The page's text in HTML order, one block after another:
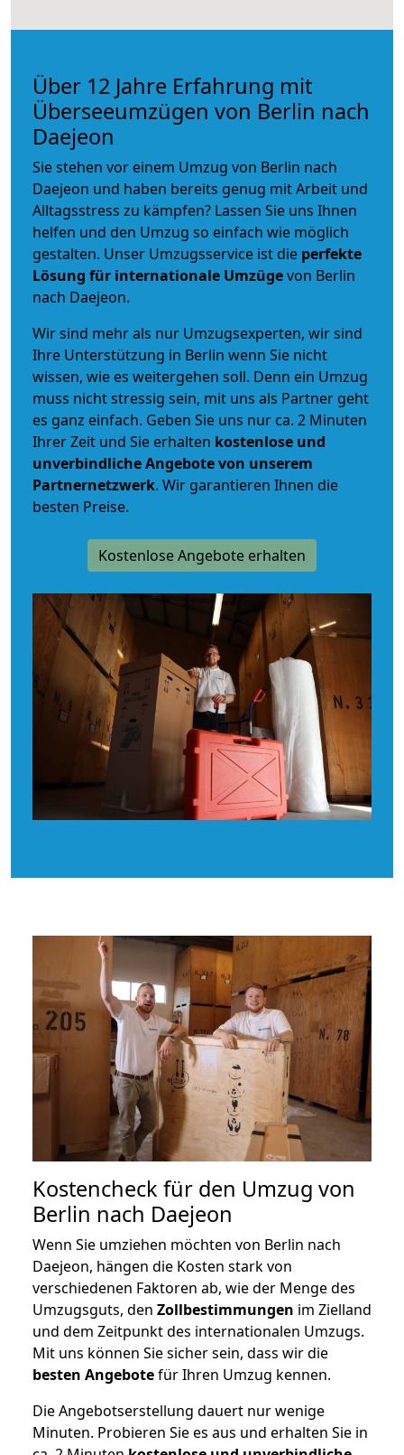
Über 12 Jahre Erfahrung mit
Überseeumzügen von Berlin nach
Daejeon
Sie stehen vor einem Umzug von Berlin nach
Daejeon und haben bereits genug mit Arbeit und
Alltagsstress zu kämpfen? Lassen Sie uns Ihnen
helfen und den Umzug so einfach wie möglich
gestalten. Unser Umzugsservice ist die perfekte
Lösung für internationale Umzügevon Berlin
nach Daejeon.
Wir sind mehr als nur Umzugsexperten, wir sind
Ihre Unterstützung in Berlin wenn Sie nicht
wissen, wie es weitergehen soll. Denn ein Umzug
muss nicht stressig sein, mit uns als Partner geht
es ganz einfach. Geben Sie uns nur ca. 2 Minuten
Ihrer Zeit und Sie erhalten kostenlose und
unverbindlicheAngebote von unserem
Partnernetzwerk. Wir garantieren Ihnen die
besten Preise.
Kostenlose Angebote erhalten
Kostencheck für den Umzug von
Berlin nach Daejeon
Wenn Sie umziehen möchten von Berlin nach
Daejeon, hängen die Kosten stark von
verschiedenen Faktoren ab, wie der Menge des
Umzugsguts, den Zollbestimmungen im Zielland
und dem Zeitpunkt des internationalen Umzugs.
Mit uns können Sie sicher sein, dass wir die
besten Angebotefür Ihren Umzug kennen.
Die Angebotserstellung dauert nur wenige
Minuten. Probieren Sie es aus und erhalten Sie in